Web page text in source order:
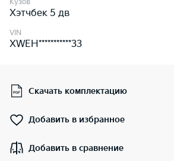
Кузов
Хэтчбек 5 дв
VIN
XWEH***********33
Скачать комплектацию
Добавить в избранное
Добавить в сравнение